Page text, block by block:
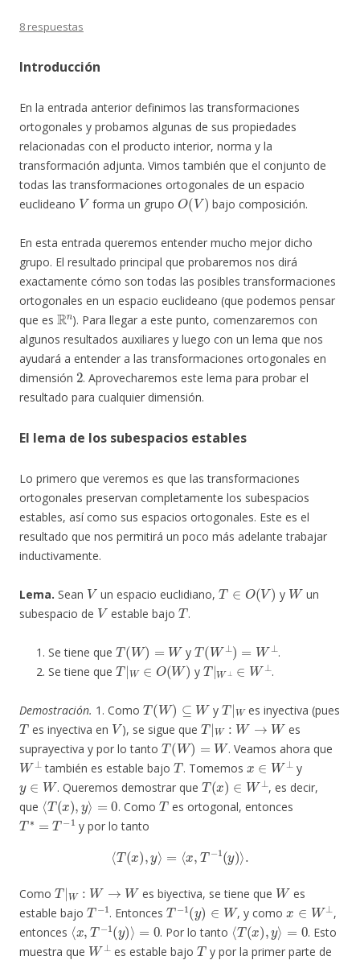
8 respuestas
Introducción
En la entrada anterior definimos las transformaciones
ortogonales y probamos algunas de sus propiedades
relacionadas con el producto interior, norma y la
transformación adjunta. Vimos también que el conjunto de
todas las transformaciones ortogonales de un espacio
euclideano
V
forma un grupo
O(V)
bajo composición.
En esta entrada queremos entender mucho mejor dicho
grupo. El resultado principal que probaremos nos dirá
exactamente cómo son todas las posibles transformaciones
ortogonales en un espacio euclideano (que podemos pensar
que es
Rn
). Para llegar a este punto, comenzaremos con
algunos resultados auxiliares y luego con un lema que nos
ayudará a entender a las transformaciones ortogonales en
dimensión
2
. Aprovecharemos este lema para probar el
resultado para cualquier dimensión.
El lema de los subespacios estables
Lo primero que veremos es que las transformaciones
ortogonales preservan completamente los subespacios
estables, así como sus espacios ortogonales. Este es el
resultado que nos permitirá un poco más adelante trabajar
inductivamente.
Lema. Sean
V
un espacio euclidiano,
T∈ O( V)
y
W
un
subespacio de
V
estable bajo
T
.
Se tiene que
T(W)=
y
T(W⊥ ) W⊥
.
Se tiene que
T|W ∈ O (W)
y
T| ⊥ ∈W ⊥
.
Demostración. 1. Como
T(W)⊆ W
y
T|
es inyectiva (pues
T
es inyectiva en
V
), se sigue que
T|W W→W
es
suprayectiva y por lo tanto
T(W)= W
. Veamos ahora que
W⊥
también es estable bajo
T
. Tomemos
x∈W⊥
y
y∈ W
. Queremos demostrar que
T(x)∈W⊥
, es decir,
que
⟨T(x),y⟩=0
. Como
T
es ortogonal, entonces
T∗ =T−1
y por lo tanto
⟨T x y x −1(y) ⟩.
Como
T| W→ W
es biyectiva, se tiene que
W
es
estable bajo
T− 1
. Entonces
T−1(y) ∈W
, y como
∈ W⊥
,
entonces
⟨x T− 1 y)⟩=0
. Por lo tanto
⟨T(x),y⟩= 0
. Esto
muestra que
W⊥
es estable bajo
T
y por la primer parte de